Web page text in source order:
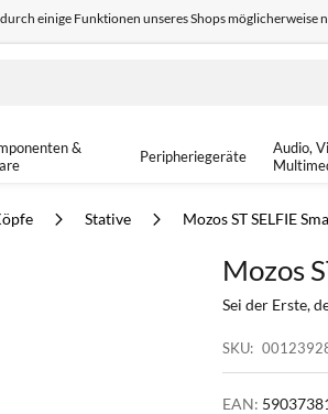
einige Funktionen unseres Shops möglicherweise
&
Peripheriegeräte
Audio,
Stative Mozos ST SELFIE
Mozos
SKU
Sei der Erste,
EAN: